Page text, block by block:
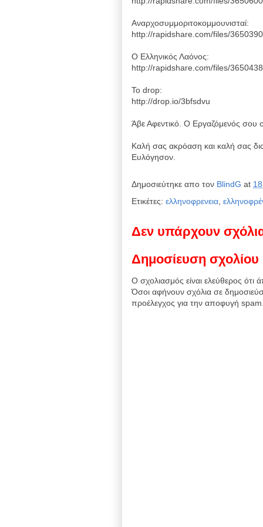
Αναρχοσυμμοριτοκομμουνισταί:
http://rapidshare.com/files/
Ο Ελληνικός Λαόνος:
http://rapidshare.com/files/
To drop:
http://drop.io/3bfsdvu
Άβε Αφεντικό. Ο Εργαζόμενός σου
Καλή σας ακρόαση και καλή σας
Ευλόγησον.
Δημοσιεύτηκε απο τον BlindG at
Ετικέτες: ελληνοφρενεια
Δεν υπάρχουν
Δημοσίευση σχολίου
Ο σχολιασμός είναι ελεύθερος ότι
Όσοι αφήνουν σχόλια σε
προέλεγχος για την αποφυγή